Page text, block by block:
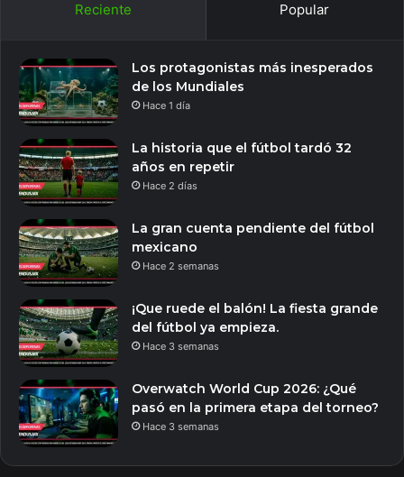
Reciente Popular
Los protagonistas más inesperados
de los Mundiales
Hace 1 día
La historia que el fútbol tardó 32
años en repetir
Hace 2 días
La gran cuenta pendiente del fútbol
mexicano
Hace 2 semanas
¡Que ruede el balón! La fiesta grande
del fútbol ya empieza.
Hace 3 semanas
Overwatch World Cup 2026: ¿Qué
pasó en la primera etapa del torneo?
Hace 3 semanas